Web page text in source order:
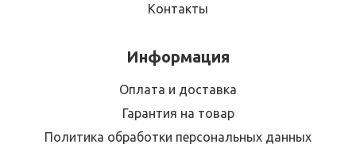
Контакты
Информация
Оплата и доставка
Гарантия на товар
Политика обработки персональных данных